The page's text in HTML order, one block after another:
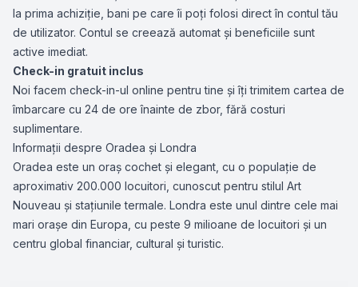
la prima achiziție, bani pe care îi poți folosi direct în contul tău
de utilizator. Contul se creează automat și beneficiile sunt
active imediat.
Check-in gratuit inclus
Noi facem check-in-ul online pentru tine și îți trimitem cartea de
îmbarcare cu 24 de ore înainte de zbor, fără costuri
suplimentare.
Informații despre Oradea și Londra
Oradea este un oraș cochet și elegant, cu o populație de
aproximativ 200.000 locuitori, cunoscut pentru stilul Art
Nouveau și stațiunile termale. Londra este unul dintre cele mai
mari orașe din Europa, cu peste 9 milioane de locuitori și un
centru global financiar, cultural și turistic.